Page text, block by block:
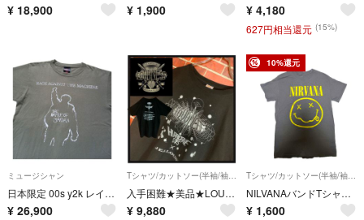
¥ 18,900 ¥ 1,900 ¥ 4,180
627円相当還元 (15%)
ミュージシャン
日本限定 00s y2k レイジアゲインストザマシーン Tシャツ オリーブ XL
¥ 26,900
入手困難★美品★LOUDNESS★ラウドネス★Hurricane Eyes★Japan Tour★グラフィック★バンドtシャツXL
¥ 9,880
10%還元
NILVANAバンドTシャツビンテージ
¥ 1,600